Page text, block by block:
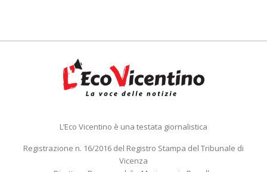
L’Eco Vicentino è una testata giornalistica
Registrazione n. 16/2016 del Registro Stampa del Tribunale di
Vicenza